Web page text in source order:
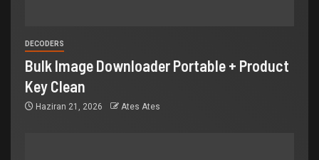
DECODERS
Bulk Image Downloader Portable + Product
Key Clean
Haziran 21, 2026 Ates Ates